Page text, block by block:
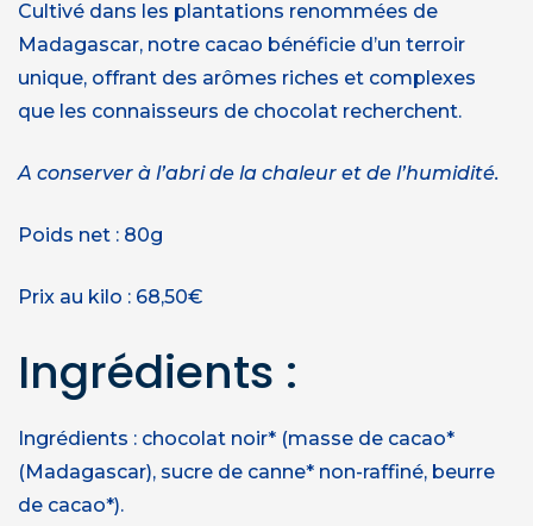
Cultivé dans les plantations renommées de
Madagascar, notre cacao bénéficie d’un terroir
unique, offrant des arômes riches et complexes
que les connaisseurs de chocolat recherchent.
A conserver à l’abri de la chaleur et de l’humidité.
Poids net : 80g
Prix au kilo : 68,50€
Ingrédients :
Ingrédients : chocolat noir* (masse de cacao*
(Madagascar), sucre de canne* non-raffiné, beurre
de cacao*).